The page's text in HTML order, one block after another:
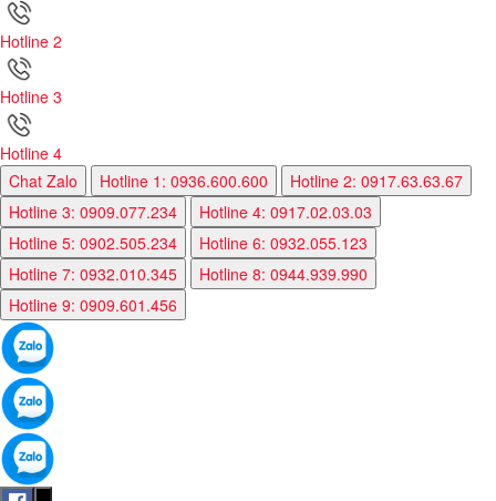
Hotline 2
Hotline 3
Hotline 4
Chat Zalo
Hotline 1: 0936.600.600
Hotline 2: 0917.63.63.67
Hotline 3: 0909.077.234
Hotline 4: 0917.02.03.03
Hotline 5: 0902.505.234
Hotline 6: 0932.055.123
Hotline 7: 0932.010.345
Hotline 8: 0944.939.990
Hotline 9: 0909.601.456